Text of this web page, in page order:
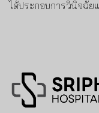
ได้ประกอบการวินิจฉัย